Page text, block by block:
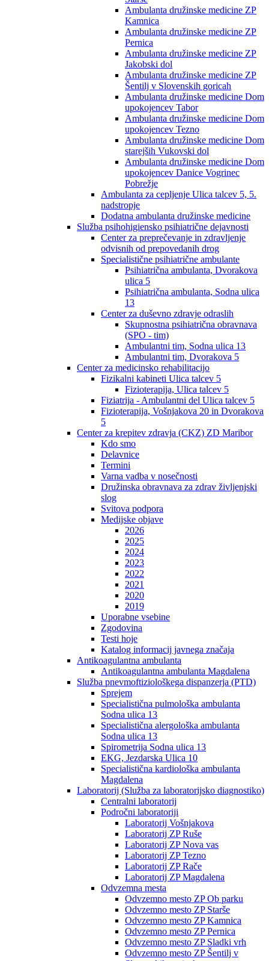
Ambulanta družinske medicine ZP
Kamnica
Ambulanta družinske medicine ZP
Pernica
Ambulanta družinske medicine ZP
Jakobski dol
Ambulanta družinske medicine ZP
Šentilj v Slovenskih goricah
Ambulanta družinske medicine Dom
upokojencev Tabor
Ambulanta družinske medicine Dom
upokojencev Tezno
Ambulanta družinske medicine Dom
starejših Vukovski dol
Ambulanta družinske medicine Dom
upokojencev Danice Vogrinec
Pobrežje
Ambulanta za cepljenje Ulica talcev 5, 5.
nadstropje
Dodatna ambulanta družinske medicine
Služba psihohigiensko psihiatrične dejavnosti
Center za preprečevanje in zdravljenje
odvisnih od prepovedanih drog
Specialistične psihiatrične ambulante
Psihiatrična ambulanta, Dvorakova
ulica 5
Psihiatrična ambulanta, Sodna ulica
13
Center za duševno zdravje odraslih
Skupnostna psihiatrična obravnava
(SPO - tim)
Ambulantni tim, Sodna ulica 13
Ambulantni tim, Dvorakova 5
Center za medicinsko rehabilitacijo
Fizikalni kabineti Ulica talcev 5
Fizioterapija, Ulica talcev 5
Fiziatrija - Ambulantni del Ulica talcev 5
Fizioterapija, Vošnjakova 20 in Dvorakova
5
Center za krepitev zdravja (CKZ) ZD Maribor
Kdo smo
Delavnice
Termini
Varna vadba v nosečnosti
Družinska obravnava za zdrav življenjski
slog
Svitova podpora
Medijske objave
2026
2025
2024
2023
2022
2021
2020
2019
Uporabne vsebine
Zgodovina
Testi hoje
Katalog informacij javnega značaja
Antikoagulantna ambulanta
Antikoagulantna ambulanta Magdalena
Služba pnevmoftiziološkega dispanzerja (PTD)
Sprejem
Specialistična pulmološka ambulanta
Sodna ulica 13
Specialistična alergološka ambulanta
Sodna ulica 13
Spirometrija Sodna ulica 13
EKG, Jezdarska Ulica 10
Specialistična kardiološka ambulanta
Magdalena
Laboratorij (Služba za laboratorijsko diagnostiko)
Centralni laboratorij
Področni laboratoriji
Laboratorij Vošnjakova
Laboratorij ZP Ruše
Laboratorij ZP Nova vas
Laboratorij ZP Tezno
Laboratorij ZP Rače
Laboratorij ZP Magdalena
Odvzemna mesta
Odvzemno mesto ZP Ob parku
Odvzemno mesto ZP Starše
Odvzemno mesto ZP Kamnica
Odvzemno mesto ZP Pernica
Odvzemno mesto ZP Sladki vrh
Odvzemno mesto ZP Šentilj v